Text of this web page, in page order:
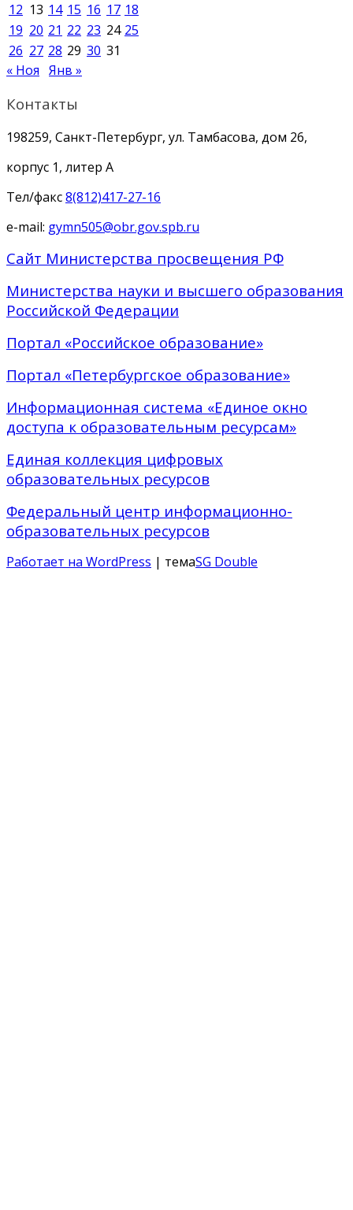
12 13 14 15 16 17 18
19 20 21 22 23 24 25
26 27 28 29 30 31
« Ноя Янв »
Контакты
198259, Санкт-Петербург, ул. Тамбасова, дом 26,
корпус 1, литер А
Тел/факс8(812)417-27-16
e-mail: gymn505@obr.gov.spb.ru
Сайт Министерства просвещения РФ
Министерства науки и высшего образования
Российской Федерации
Портал «Российское образование»
Портал «Петербургское образование»
Информационная система «Единое окно
доступа к образовательным ресурсам»
Единая коллекция цифровых
образовательных ресурсов
Федеральный центр информационно-
образовательных ресурсов
Работает на WordPress | темаSG Double